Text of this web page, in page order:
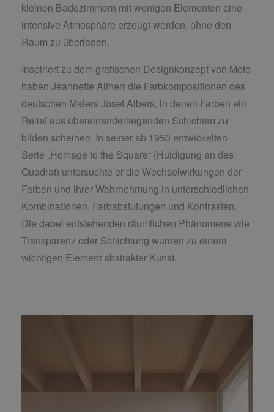
kleinen Badezimmern mit wenigen Elementen eine
intensive Atmosphäre erzeugt werden, ohne den
Raum zu überladen.
Inspiriert zu dem grafischen Designkonzept von Moto
haben Jeannette Altherr die Farbkompositionen des
deutschen Malers Josef Albers, in denen Farben ein
Relief aus übereinanderliegenden Schichten zu
bilden scheinen. In seiner ab 1950 entwickelten
Serie „Homage to the Square“ (Huldigung an das
Quadrat) untersuchte er die Wechselwirkungen der
Farben und ihrer Wahrnehmung in unterschiedlichen
Kombinationen, Farbabstufungen und Kontrasten.
Die dabei entstehenden räumlichen Phänomene wie
Transparenz oder Schichtung wurden zu einem
wichtigen Element abstrakter Kunst.